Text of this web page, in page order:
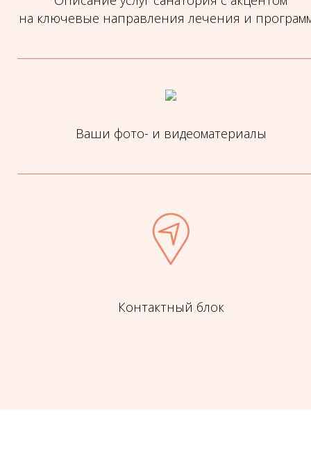
на ключевые направления лечения и
Ваши фото- и видеоматериалы
Контактный блок